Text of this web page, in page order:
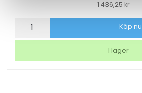
1 436,25 kr
Papperspåse
4
Köp nu
I lager